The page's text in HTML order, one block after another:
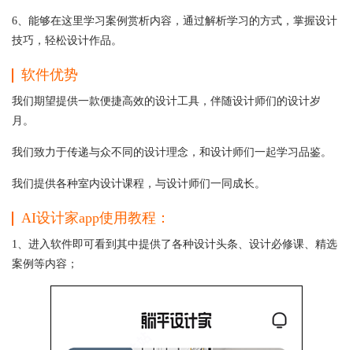
6、能够在这里学习案例赏析内容，通过解析学习的方式，掌握设计
技巧，轻松设计作品。
软件优势
我们期望提供一款便捷高效的设计工具，伴随设计师们的设计岁
月。
我们致力于传递与众不同的设计理念，和设计师们一起学习品鉴。
我们提供各种室内设计课程，与设计师们一同成长。
AI设计家app使用教程：
1、进入软件即可看到其中提供了各种设计头条、设计必修课、精选
案例等内容；